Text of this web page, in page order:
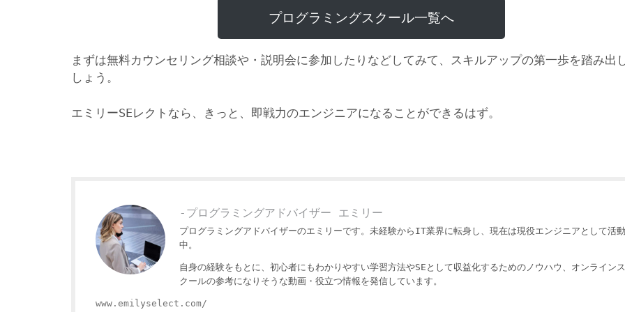
プログラミングスクール一覧へ
まずは無料カウンセリング相談や・説明会に参加したりなどしてみて、スキルアップの第一歩を踏み出
しょう。
エミリーSEレクトなら、きっと、即戦力のエンジニアになることができるはず。
-プログラミングアドバイザー エミリー
プログラミングアドバイザーのエミリーです。未経験からIT業界に転身し、現在は現役エンジニアとして活動
中。
自身の経験をもとに、初心者にもわかりやすい学習方法やSEとして収益化するためのノウハウ、オンラインス
クールの参考になりそうな動画・役立つ情報を発信しています。
www.emilyselect.com/